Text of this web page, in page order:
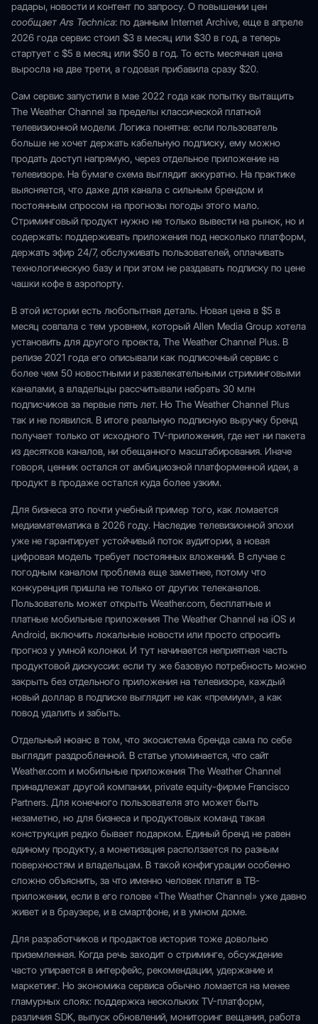
радары, новости и контент по запросу. О повышении цен
сообщает Ars Technica: по данным Internet Archive, еще в апреле
2026 года сервис стоил $3 в месяц или $30 в год, а теперь
стартует с $5 в месяц или $50 в год. То есть месячная цена
выросла на две трети, а годовая прибавила сразу $20.
Сам сервис запустили в мае 2022 года как попытку вытащить
The Weather Channel за пределы классической платной
телевизионной модели. Логика понятна: если пользователь
больше не хочет держать кабельную подписку, ему можно
продать доступ напрямую, через отдельное приложение на
телевизоре. На бумаге схема выглядит аккуратно. На практике
выясняется, что даже для канала с сильным брендом и
постоянным спросом на прогнозы погоды этого мало.
Стриминговый продукт нужно не только вывести на рынок, но и
содержать: поддерживать приложения под несколько платформ,
держать эфир 24/7, обслуживать пользователей, оплачивать
технологическую базу и при этом не раздавать подписку по цене
чашки кофе в аэропорту.
В этой истории есть любопытная деталь. Новая цена в $5 в
месяц совпала с тем уровнем, который Allen Media Group хотела
установить для другого проекта, The Weather Channel Plus. В
релизе 2021 года его описывали как подписочный сервис с
более чем 50 новостными и развлекательными стриминговыми
каналами, а владельцы рассчитывали набрать 30 млн
подписчиков за первые пять лет. Но The Weather Channel Plus
так и не появился. В итоге реальную подписную выручку бренд
получает только от исходного TV-приложения, где нет ни пакета
из десятков каналов, ни обещанного масштабирования. Иначе
говоря, ценник остался от амбициозной платформенной идеи, а
продукт в продаже остался куда более узким.
Для бизнеса это почти учебный пример того, как ломается
медиаматематика в 2026 году. Наследие телевизионной эпохи
уже не гарантирует устойчивый поток аудитории, а новая
цифровая модель требует постоянных вложений. В случае с
погодным каналом проблема еще заметнее, потому что
конкуренция пришла не только от других телеканалов.
Пользователь может открыть Weather.com, бесплатные и
платные мобильные приложения The Weather Channel на iOS и
Android, включить локальные новости или просто спросить
прогноз у умной колонки. И тут начинается неприятная часть
продуктовой дискуссии: если ту же базовую потребность можно
закрыть без отдельного приложения на телевизоре, каждый
новый доллар в подписке выглядит не как «премиум», а как
повод удалить и забыть.
Отдельный нюанс в том, что экосистема бренда сама по себе
выглядит раздробленной. В статье упоминается, что сайт
Weather.com и мобильные приложения The Weather Channel
принадлежат другой компании, private equity-фирме Francisco
Partners. Для конечного пользователя это может быть
незаметно, но для бизнеса и продуктовых команд такая
конструкция редко бывает подарком. Единый бренд не равен
единому продукту, а монетизация расползается по разным
поверхностям и владельцам. В такой конфигурации особенно
сложно объяснить, за что именно человек платит в ТВ-
приложении, если в его голове «The Weather Channel» уже давно
живет и в браузере, и в смартфоне, и в умном доме.
Для разработчиков и продактов история тоже довольно
приземленная. Когда речь заходит о стриминге, обсуждение
часто упирается в интерфейс, рекомендации, удержание и
маркетинг. Но экономика сервиса обычно ломается на менее
гламурных слоях: поддержка нескольких TV-платформ,
различия SDK, выпуск обновлений, мониторинг вещания, работа